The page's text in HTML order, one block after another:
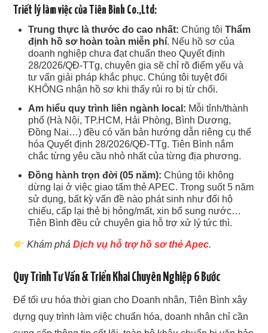
Triết lý làm việc của Tiên Bình Co.,Ltd:
Trung thực là thước đo cao nhất: Chúng tôi Thẩm
định hồ sơ hoàn toàn miễn phí. Nếu hồ sơ của
doanh nghiệp chưa đạt chuẩn theo Quyết định
28/2026/QĐ-TTg, chuyên gia sẽ chỉ rõ điểm yếu và
tư vấn giải pháp khắc phục. Chúng tôi tuyệt đối
KHÔNG nhận hồ sơ khi thấy rủi ro bị từ chối.
Am hiểu quy trình liên ngành local: Mỗi tỉnh/thành
phố (Hà Nội, TP.HCM, Hải Phòng, Bình Dương,
Đồng Nai…) đều có văn bản hướng dẫn riêng cụ thể
hóa Quyết định 28/2026/QĐ-TTg. Tiên Bình nắm
chắc từng yêu cầu nhỏ nhất của từng địa phương.
Đồng hành trọn đời (05 năm): Chúng tôi không
dừng lại ở việc giao tấm thẻ APEC. Trong suốt 5 năm
sử dụng, bất kỳ vấn đề nào phát sinh như đổi hộ
chiếu, cấp lại thẻ bị hỏng/mất, xin bổ sung nước…
Tiên Bình đều cử chuyên gia hỗ trợ xử lý tức thì.
Khám phá Dịch vụ hỗ trợ hồ sơ thẻ Apec.
Quy Trình Tư Vấn & Triển Khai Chuyên Nghiệp 6 Bước
Để tối ưu hóa thời gian cho Doanh nhân, Tiên Bình xây
dựng quy trình làm việc chuẩn hóa, doanh nhân chỉ cần